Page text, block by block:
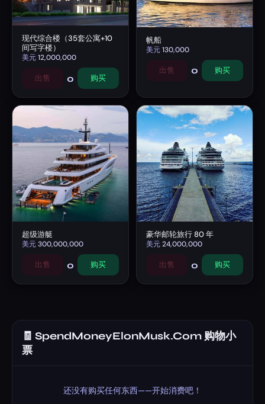
现代综合楼（35套公寓+10
间写字楼）
美元12,000,000
出售 0 购买
帆船
美元130,000
出售 0 购买
超级游艇
美元300,000,000
出售 0 购买
豪华邮轮旅行 80 年
美元24,000,000
出售 0 购买
🧾 SpendMoneyElonMusk.Com 购物小
票
还没有购买任何东西——开始消费吧！